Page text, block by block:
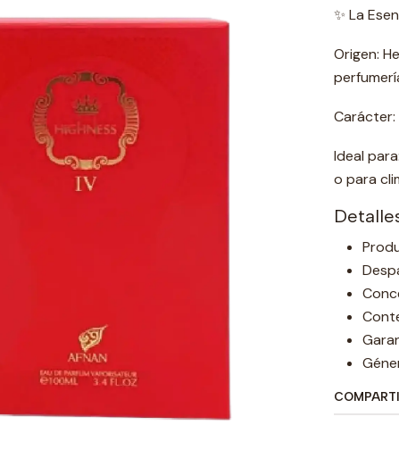
✨ La
Origen:
Carácter:
Ideal
o para